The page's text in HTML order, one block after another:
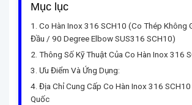
Mục lục
Co Hàn Inox 316 SCH10 (Co Thép Không
Đầu / 90 Degree Elbow SUS316 SCH10)
Thông Số Kỹ Thuật Của Co Hàn Inox 316
Ưu Điểm Và Ứng Dụng:
Địa Chỉ Cung Cấp Co Hàn Inox 316 SCH10
Quốc